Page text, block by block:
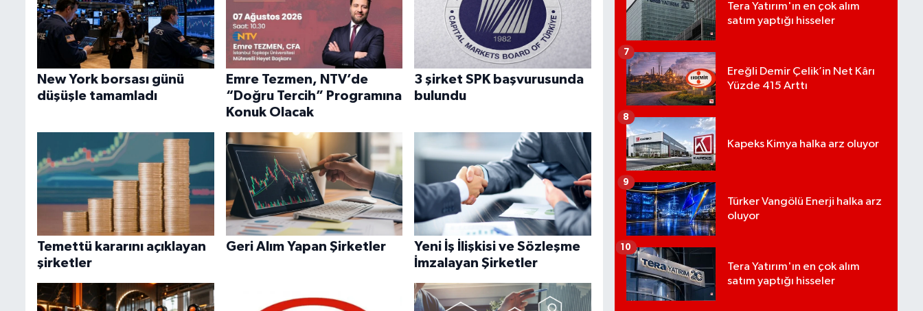
New York borsası günü
düşüşle tamamladı
Emre Tezmen, NTV’de
“Doğru Tercih” Programına
Konuk Olacak
3 şirket SPK başvurusunda
bulundu
Temettü kararını açıklayan
şirketler
Geri Alım Yapan Şirketler
Yeni İş İlişkisi ve Sözleşme
İmzalayan Şirketler
Tera Yatırım'ın en çok alım
satım yaptığı hisseler
Ereğli Demir Çelik’in Net Kârı
Yüzde 415 Arttı
7
Kapeks Kimya halka arz oluyor
8
Türker Vangölü Enerji halka arz
oluyor
9
Tera Yatırım'ın en çok alım
satım yaptığı hisseler
10